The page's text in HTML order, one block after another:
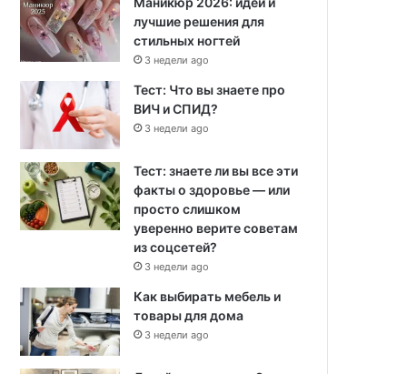
лучшие решения для
стильных ногтей
3 недели ago
Тест: Что вы знаете про
ВИЧ и СПИД?
3 недели ago
Тест: знаете ли вы все эти
факты о здоровье — или
просто слишком
уверенно верите советам
из соцсетей?
3 недели ago
Как выбирать мебель и
товары для дома
3 недели ago